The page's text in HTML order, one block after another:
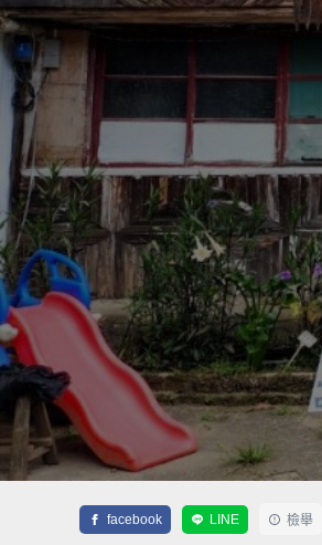
facebook LINE 檢舉